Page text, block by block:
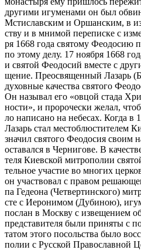
дру­ги­ми игу­ме­на­ми он был
Мсти­слав­ским и Ор­шан­ским, в
ству и в мни­мой пе­ре­пис­ке с
ря 1668 го­да свя­то­му Фе­о­до­сию
по это­му де­лу. 17 но­яб­ря 1668
и свя­той Фе­о­до­сий вме­сте с
ще­ние. Прео­свя­щен­ный Ла­зарь
ду­хов­ные ка­че­ства свя­то­го
Он на­зы­вал его «ов­цой ста­да
но­сти», и про­ро­че­ски же­лал,
ло на­пи­са­но на небе­сах. Ко­гда в
Ла­зарь стал ме­сто­блю­сти­те­лем
зна­чил свя­то­го Фе­о­до­сия сво­им
оста­вал­ся в Чер­ни­го­ве. В
те­ля Ки­ев­ской мит­ро­по­лии
тель­ное уча­стие во мно­гих
он участ­во­вал с пра­вом
па Ге­део­на (Чет­вер­тин­ско­го)
сте с Иеро­ни­мом (Ду­би­ною),
по­слан в Моск­ву с из­ве­ще­ни­ем
пред­ста­ви­те­ля бы­ли при­ня­ты с
та­том это­го по­соль­ства бы­ло
по­лии с Рус­ской Пра­во­слав­ной